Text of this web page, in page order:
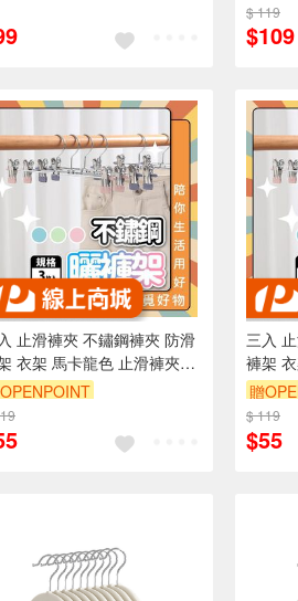
$ 119
$109
止滑褲夾 不鏽鋼褲夾 防滑
衣架 馬卡龍色 止滑褲夾
覓好物】防滑衣架 裙褲架
夾 裙夾 YDX267
三入
褲架
【Ho
衣褲夾
贈
$ 119
$55